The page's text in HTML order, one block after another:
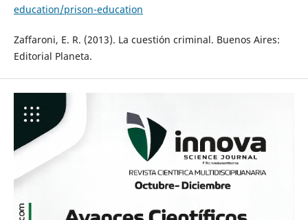
education/prison-education
Zaffaroni, E. R. (2013). La cuestión criminal. Buenos Aires:
Editorial Planeta.